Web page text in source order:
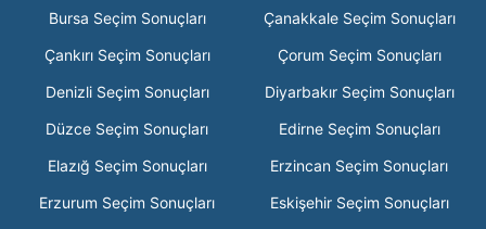
Bursa Seçim Sonuçları
Çanakkale Seçim Sonuçları
Çankırı Seçim Sonuçları
Çorum Seçim Sonuçları
Denizli Seçim Sonuçları
Diyarbakır Seçim Sonuçları
Düzce Seçim Sonuçları
Edirne Seçim Sonuçları
Elazığ Seçim Sonuçları
Erzincan Seçim Sonuçları
Erzurum Seçim Sonuçları
Eskişehir Seçim Sonuçları